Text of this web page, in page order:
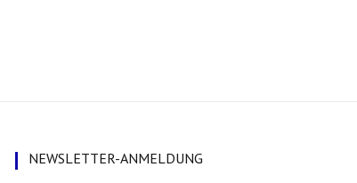
NEWSLETTER-ANMELDUNG